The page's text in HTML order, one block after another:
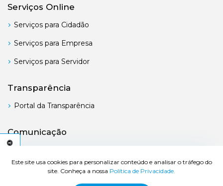
Este site usa cookies para personalizar conteúdo e analisar o tráfego do
site. Conheça a nossa Política de Privacidade.
Serviços Online
Serviços para Cidadão
Serviços para Empresa
Serviços para Servidor
Transparência
Portal da Transparência
Comunicação